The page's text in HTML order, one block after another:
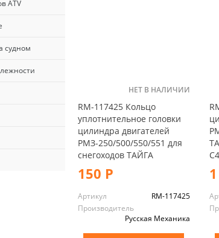
НЕТ В НАЛИЧИИ
RM-117425 Кольцо
уплотнительное головки
цилиндра двигателей
РМЗ-250/500/550/551 для
снегоходов ТАЙГА
150 Р
Артикул
RM-117425
Производитель
Русская Механика
ATV
судном